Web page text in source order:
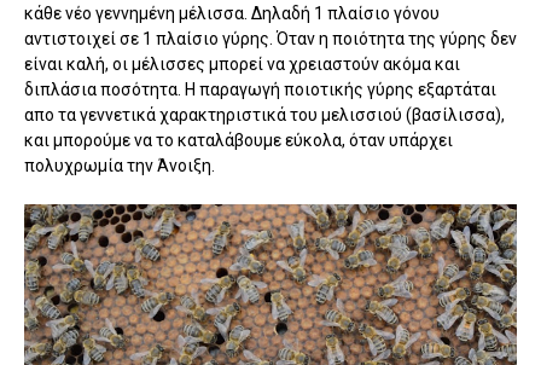
κάθε νέο γεννημένη μέλισσα. Δηλαδή 1 πλαίσιο γόνου
αντιστοιχεί σε 1 πλαίσιο γύρης. Όταν η ποιότητα της γύρης δεν
είναι καλή, οι μέλισσες μπορεί να χρειαστούν ακόμα και
διπλάσια ποσότητα. Η παραγωγή ποιοτικής γύρης εξαρτάται
απο τα γεννετικά χαρακτηριστικά του μελισσιού (βασίλισσα),
και μπορούμε να το καταλάβουμε εύκολα, όταν υπάρχει
πολυχρωμία την Άνοιξη.